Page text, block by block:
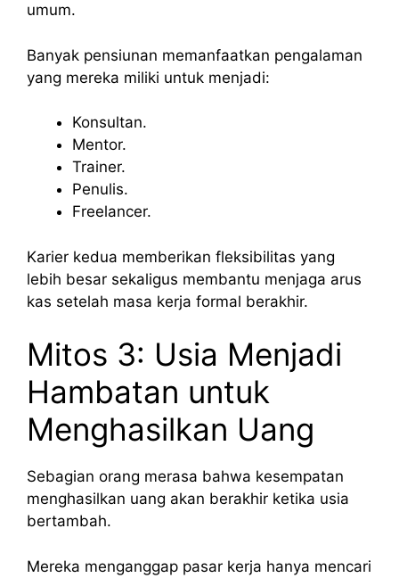
umum.
Banyak pensiunan memanfaatkan pengalaman
yang mereka miliki untuk menjadi:
Konsultan.
Mentor.
Trainer.
Penulis.
Freelancer.
Karier kedua memberikan fleksibilitas yang
lebih besar sekaligus membantu menjaga arus
kas setelah masa kerja formal berakhir.
Mitos 3: Usia Menjadi
Hambatan untuk
Menghasilkan Uang
Sebagian orang merasa bahwa kesempatan
menghasilkan uang akan berakhir ketika usia
bertambah.
Mereka menganggap pasar kerja hanya mencari